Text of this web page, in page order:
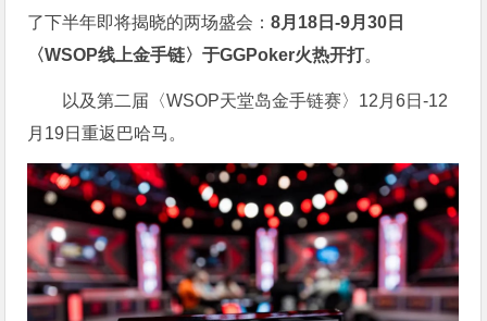
了下半年即将揭晓的两场盛会：8月18日-9月30日
〈WSOP线上金手链〉于GGPoker火热开打。
以及第二届〈WSOP天堂岛金手链赛〉12月6日-12
月19日重返巴哈马。